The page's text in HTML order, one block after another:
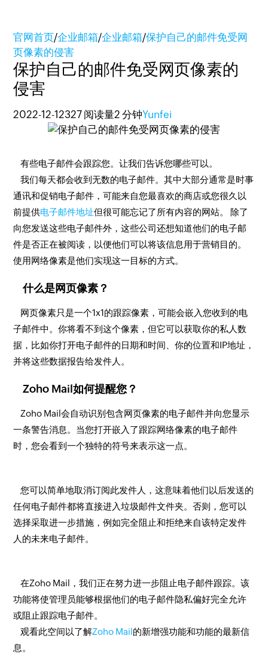
官网首页/企业邮箱/企业邮箱/保护自己的邮件免受网
页像素的侵害
保护自己的邮件免受网页像素的
侵害
2022-12-12327 阅读量2 分钟Yunfei
有些电子邮件会跟踪您。让我们告诉您哪些可以。
我们每天都会收到无数的电子邮件。其中大部分通常是时事
通讯和促销电子邮件，可能来自您最喜欢的商店或您很久以
前提供电子邮件地址但很可能忘记了所有内容的网站。 除了
向您发送这些电子邮件外，这些公司还想知道他们的电子邮
件是否正在被阅读，以便他们可以将该信息用于营销目的。
使用网络像素是他们实现这一目标的方式。
什么是网页像素？
网页像素只是一个1x1的跟踪像素，可能会嵌入您收到的电
子邮件中。你将看不到这个像素，但它可以获取你的私人数
据，比如你打开电子邮件的日期和时间、你的位置和IP地址，
并将这些数据报告给发件人。
Zoho Mail如何提醒您？
Zoho Mail会自动识别包含网页像素的电子邮件并向您显示
一条警告消息。当您打开嵌入了跟踪网络像素的电子邮件
时，您会看到一个独特的符号来表示这一点。
您可以简单地取消订阅此发件人，这意味着他们以后发送的
任何电子邮件都将直接进入垃圾邮件文件夹。否则，您可以
选择采取进一步措施，例如完全阻止和拒绝来自该特定发件
人的未来电子邮件。
在Zoho Mail，我们正在努力进一步阻止电子邮件跟踪。该
功能将使管理员能够根据他们的电子邮件隐私偏好完全允许
或阻止跟踪电子邮件。
观看此空间以了解Zoho Mail的新增强功能和功能的最新信
息。